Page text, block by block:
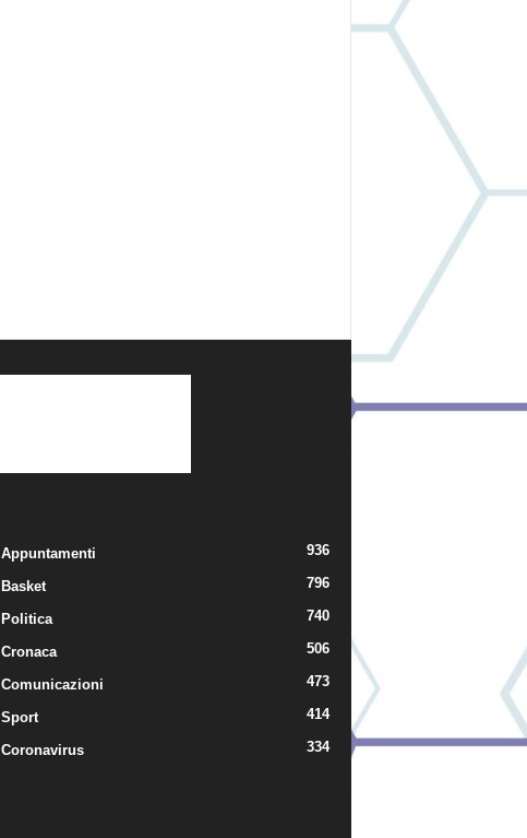
Appuntamenti 936
Basket 796
Politica 740
Cronaca 506
Comunicazioni 473
Sport 414
Coronavirus 334